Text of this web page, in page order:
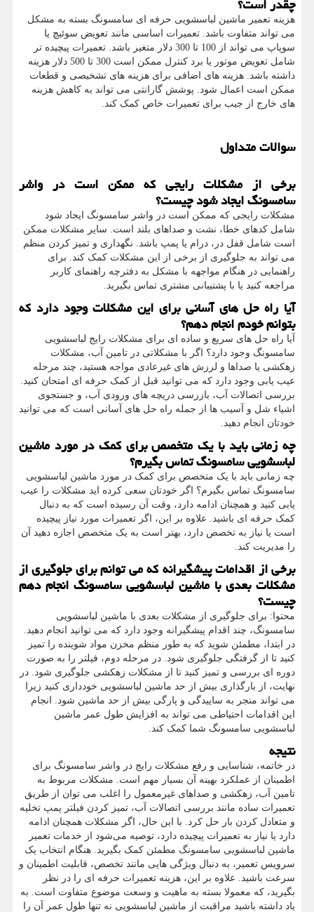
هزینه تعمیر ماشین لباسشویی حرفه ای سامسونگ بسته به مشکل
می تواند متفاوت باشد. تعمیرات اساسی مانند تعویض سوئیچ یا
سوپاپ می تواند از 100 تا 300 دلار متغیر باشد. تعمیرات پیچیده تر
شامل تعویض موتور یا برد کنترل ممکن است 300 تا 500 دلار هزینه
داشته باشد. هزینه های اضافی برای هزینه های تشخیصی و قطعات
ممکن است اعمال شود. پوشش گارانتی می تواند به کاهش هزینه
های خارج از جیب برای تعمیرات خاص کمک کند.
سوالات متداول
برخی از مشکلات رایجی که ممکن است در واشر
سامسونگ ایجاد شود چیست؟
مشکلات رایجی که ممکن است در واشر سامسونگ ایجاد شود
شامل کدهای خطا، نشت و صداهای بلند است. سایر مشکلات ممکن
است شامل قفل در، درام یا پمپ باشد. نگهداری و تمیز کردن منظم
می تواند به جلوگیری از برخی از این مشکلات کمک کند. برای
راهنمایی در هنگام مواجهه با مشکل به دفترچه راهنمای کاربر
مراجعه کنید یا با پشتیبانی مشتری تماس بگیرید.
آیا راه حل های آسانی برای این مشکلات وجود دارد که
بتوانم خودم انجام دهم؟
آیا راه حل های سریع و ساده ای برای مشکلات رایج لباسشویی
سامسونگ وجود دارد؟ اگر با مشکلاتی در تامین آب، مشکلات
زهکشی یا صداها و لرزش های غیرعادی مواجه هستید، چند مرحله
عیب یابی وجود دارد که می توانید قبل از کمک حرفه ای امتحان کنید.
بررسی اتصالات آب، بازرسی دریچه های ورودی آب، و جستجوی
اشیاء شل و آسیب ها از جمله راه حل های آسانی است که می توانید
خودتان انجام دهید.
چه زمانی باید با یک متخصص برای کمک در مورد ماشین
لباسشویی سامسونگ تماس بگیرم؟
چه زمانی باید با یک متخصص برای کمک در مورد ماشین لباسشویی
سامسونگ تماس بگیرم؟ اگر خودتان سعی کرده اید مشکلات را عیب
یابی کنید و همچنان ادامه دارد، وقت آن رسیده است که به دنبال
کمک حرفه ای باشید. علاوه بر این، اگر تعمیرات مورد نیاز پیچیده
است یا نیاز به تخصص دارد، بهتر است به یک متخصص اجازه دهید آن
را مدیریت کند.
برخی از اقدامات پیشگیرانه که می توانم برای جلوگیری از
مشکلات بعدی با ماشین لباسشویی سامسونگ انجام دهم
چیست؟
محتوا: برای جلوگیری از مشکلات بعدی با ماشین لباسشویی
سامسونگ، چند اقدام پیشگیرانه وجود دارد که می توانید انجام دهید.
در ابتدا، مطمئن شوید که به طور منظم مخزن مواد شوینده را تمیز
کنید تا از گرفتگی جلوگیری شود. در مرحله دوم، فیلتر را به صورت
دوره ای بررسی و تمیز کنید تا از مشکلات زهکشی جلوگیری شود. در
نهایت، از بارگذاری بیش از حد ماشین لباسشویی خودداری کنید زیرا
می تواند منجر به ساییدگی و پارگی بیش از حد ماشین شود. انجام
این اقدامات احتیاطی می تواند به افزایش طول عمر ماشین
لباسشویی سامسونگ شما کمک کند.
نتیجه
در خاتمه، شناسایی و رفع مشکلات رایج در واشر سامسونگ برای
اطمینان از عملکرد بهینه آن بسیار مهم است. مشکلات مربوط به
تامین آب، زهکشی و صداهای غیرمعمول را اغلب می توان از طریق
تعمیرات ساده مانند بررسی اتصالات آب، تمیز کردن فیلتر پمپ تخلیه
و متعادل کردن بار حل کرد. با این حال، اگر مشکلات همچنان ادامه
دارد یا نیاز به تعمیرات پیچیده دارد، توصیه می‌شود از خدمات تعمیر
ماشین لباسشویی سامسونگ مطمئن کمک بگیرید. هنگام انتخاب یک
سرویس تعمیر، به دنبال ویژگی هایی مانند تخصص، قابلیت اطمینان و
سرعت باشید. علاوه بر این، هزینه تعمیرات حرفه ای را در نظر
بگیرید، که معمولا بسته به ماهیت و وسعت موضوع متفاوت است. به
یاد داشته باشید مراقبت از ماشین لباسشویی نه تنها طول عمر آن را